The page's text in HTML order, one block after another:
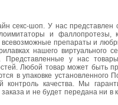
секс-шоп. У нас
и
препараты и
нашего
Представленные у нас
Любой товар может быть
в упаковке
контроль качества. Мы
и не будет передана ни